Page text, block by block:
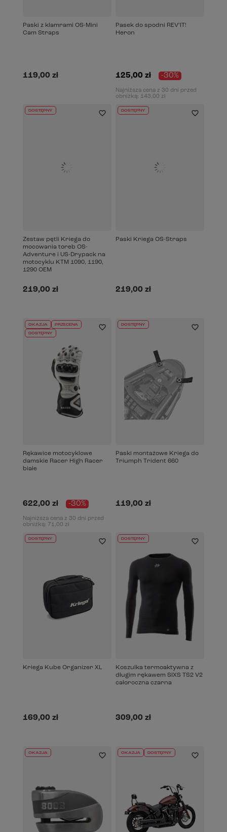
Paski z klamrami OS-Mini
Cam Straps
119,00 zł
Pasek do spodni REV’IT!
Heron
125,00 zł -30%
Najniższa cena z 30 dni przed
obniżką: 143,00 zł
DOSTĘPNY
Zestaw pętli Kriega do
mocowania toreb OS-
Adventure i US-Drypack na
motocyklu KTM 1090, 1190,
1290 OEM
219,00 zł
DOSTĘPNY
Paski Kriega OS-Straps
219,00 zł
OKAZJA PRZECENA
DOSTĘPNY
Rękawice motocyklowe
damskie Racer High Racer
białe
622,00 zł -30%
Najniższa cena z 30 dni przed
obniżką: 71,00 zł
DOSTĘPNY
Paski montażowe Kriega do
Triumph Trident 660
119,00 zł
DOSTĘPNY
Kriega Kube Organizer XL
169,00 zł
DOSTĘPNY
Koszulka termoaktywna z
długim rękawem SIXS TS2 V2
całoroczna czarna
309,00 zł
OKAZJA OKAZJA DOSTĘPNY